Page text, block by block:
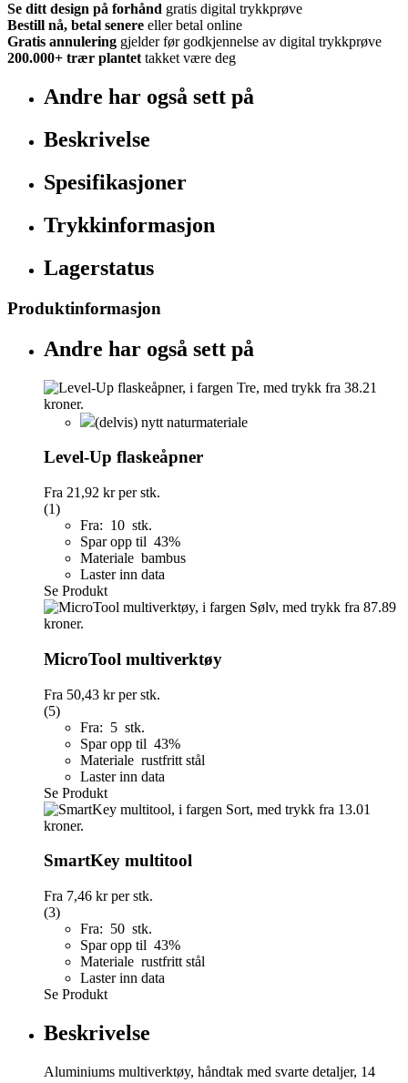
Se ditt design på forhånd gratis digital trykkprøve
Bestill nå, betal senere eller betal online
Gratis annulering gjelder før godkjennelse av digital trykkprøve
200.000+ trær plantet takket være deg
Andre har også sett på
Beskrivelse
Spesifikasjoner
Trykkinformasjon
Lagerstatus
Produktinformasjon
Andre har også sett på
(delvis) nytt naturmateriale
Level-Up flaskeåpner
Fra 21,92 krper stk.
(1)
Fra: 10 stk.
Spar opp til 43%
Materiale bambus
Laster inn data
Se Produkt
MicroTool multiverktøy
Fra 50,43 krper stk.
(5)
Fra: 5 stk.
Spar opp til 43%
Materiale rustfritt stål
Laster inn data
Se Produkt
SmartKey multitool
Fra 7,46 krper stk.
(3)
Fra: 50 stk.
Spar opp til 43%
Materiale rustfritt stål
Laster inn data
Se Produkt
Beskrivelse
Aluminiums multiverktøy, håndtak med svarte detaljer, 14